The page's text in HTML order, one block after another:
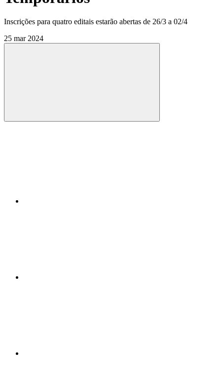
Inscrições para quatro editais estarão abertas de 26/3 a 02/4
25 mar 2024
Compartilhar